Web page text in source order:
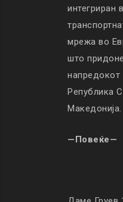
интегриран
мрежа во
што
напредокот
Република
Македонија.
—Повеќе—